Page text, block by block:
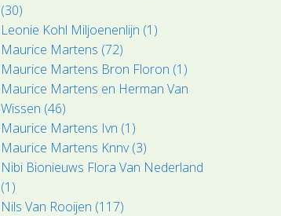
(30)
Leonie Kohl Miljoenenlijn (1)
Maurice Martens (72)
Maurice Martens Bron Floron (1)
Maurice Martens en Herman Van
Wissen (46)
Maurice Martens Ivn (1)
Maurice Martens Knnv (3)
Nibi Bionieuws Flora Van Nederland
(1)
Nils Van Rooijen (117)